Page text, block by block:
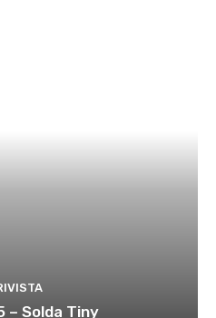
– Solda Tiny